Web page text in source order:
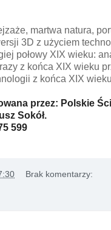
martwa natura,
3D z użyciem
połowy XIX wieku:
z końca XIX wieku
z końca XIX
przez: Polskie
Sokół.
599
Brak komentarzy: